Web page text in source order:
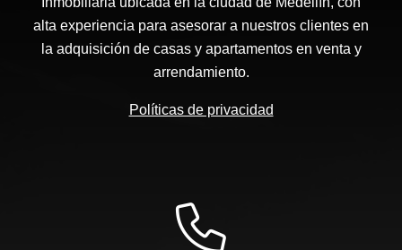
alta experiencia para asesorar a nuestros clientes en
la adquisición de casas y apartamentos en venta y
arrendamiento.
Políticas de privacidad